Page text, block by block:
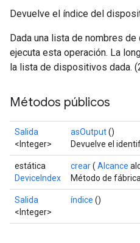
Devuelve el índice del
Dada una lista de nombres
ejecuta esta operación. La
la lista de dispositivos dada.
Métodos públicos
Salida
<Integer>
asOutput()
Devuelve el
estática
DeviceIndex
crear( Alcance
Método de
Salida
<Integer>
índice ()